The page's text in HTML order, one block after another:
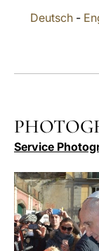
Deutsch-
Service